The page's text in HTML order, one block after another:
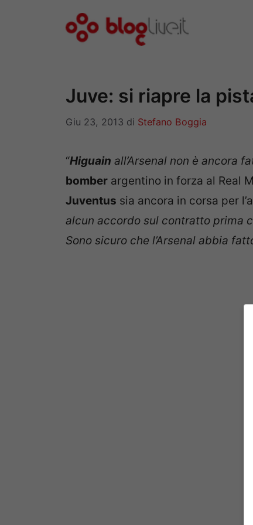
Juve: si riapre la
Giu 23, 2013 di Stefano Boggia
“Higuain all’Arsenal non è ancora
bomber argentino in forza al Real
Juventus sia ancora in corsa per
alcun accordo sul contratto prima
Sono sicuro che l’Arsenal abbia